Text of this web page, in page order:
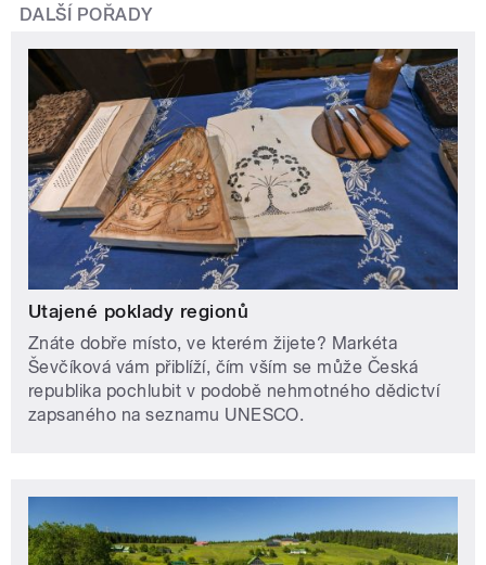
DALŠÍ POŘADY
Utajené poklady regionů
Znáte dobře místo, ve kterém žijete? Markéta
Ševčíková vám přiblíží, čím vším se může Česká
republika pochlubit v podobě nehmotného dědictví
zapsaného na seznamu UNESCO.